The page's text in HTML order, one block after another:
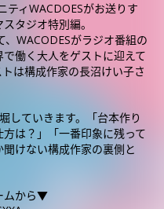
ティWACDOESがお送りす
タジオ特別編。
、WACODESがラジオ番組の
働く大人をゲストに迎えて
は構成作家の長沼けい子さ
していきます。「台本作り
は？」「一番印象に残って
けない構成作家の裏側と
ムから▼